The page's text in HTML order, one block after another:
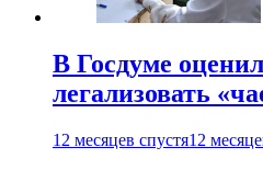
В Госдуме
легализовать
12 месяцев спустя12